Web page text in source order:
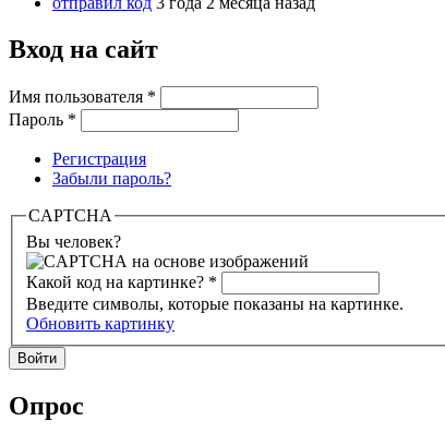
Вход на сайт
Имя пользователя *
Пароль *
Регистрация
Забыли пароль?
CAPTCHA
Вы человек?
Какой код на картинке? *
Введите символы, которые показаны на картинке.
Обновить картинку
Опрос